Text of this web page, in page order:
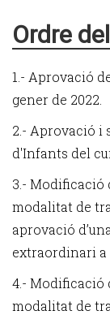
Ordre
1.- Aprovació
gener de 2022.
2.- Aprovació i
d'Infants del
3.- Modificació
modalitat de
aprovació
extraordinari a
4.- Modificació
modalitat de